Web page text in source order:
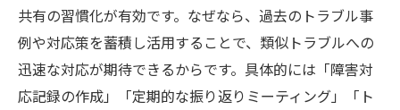
共有の習慣化が有効です。なぜなら、過去のトラブル事
例や対応策を蓄積し活用することで、類似トラブルへの
迅速な対応が期待できるからです。具体的には「障害対
応記録の作成」「定期的な振り返りミーティング」「ト